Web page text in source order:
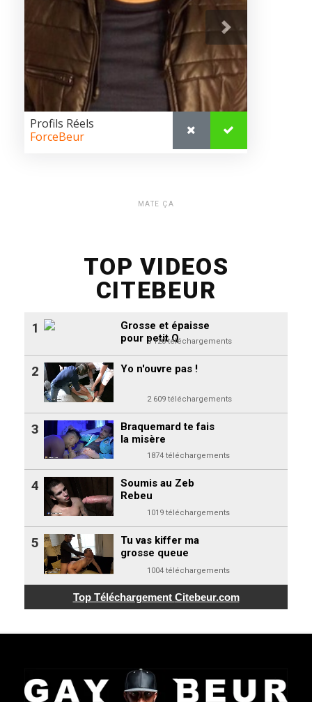
MATE ÇA
TOP VIDEOS
CITEBEUR
Grosse et épaisse
pour petit Q
3 120 téléchargements
1
Yo n'ouvre pas !
2 609 téléchargements
2
Braquemard te fais
la misère
1874 téléchargements
3
Soumis au Zeb
Rebeu
1019 téléchargements
4
Tu vas kiffer ma
grosse queue
1004 téléchargements
5
Top Téléchargement Citebeur.com